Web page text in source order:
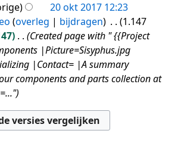
20 okt 2017 12:23
overleg bijdragen
1.147
Created page with " {{Project
|Picture=Sisyphus.jpg
|Contact= |A summary
components and parts collection at